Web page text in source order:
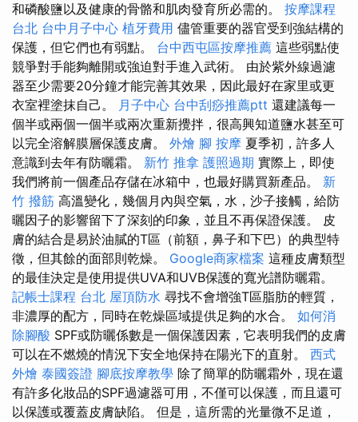
和磷酸鹽以及健康的骨骼和肌肉發育所必需的。 按摩課程
台北 台中月子中心 植牙費用 儘管重要的器官受到強結構的
保護，但它們也有弱點。 台中西屯區按摩推薦 這些弱點使
競爭對手能夠離開或強迫對手進入武術。 由於紫外線過濾
器至少需要20分鐘才能完善其效果，因此最好在家里或更
衣室裡塗抹自己。 月子中心 台中刮痧推薦ptt 還建議每一
個半或兩個一個半或兩次重新攪拌，很高興知道鹽水甚至可
以完全溶解膜層保護皮膚。 外燴 腳 按摩 夏季初，許多人
意識到去年有防曬霜。 新竹 推拿 護照過期 實際上，即使
我們將前一個產品存儲在冰箱中，也最好購買新產品。 新
竹 撥筋 高溫變化，幾個月內與空氣，水，沙子接觸，給防
曬因子的影響留下了深刻的印象，並且不再保證保護。 皮
膚的結合是易於油膩的T區（前額，鼻子和下巴）的典型特
徵，但其餘的面部則乾燥。 Google商家檔案 這種皮膚類型
的最佳決定是使用提供UVA和UVB保護的寬光譜防曬霜。
記帳士課程 台北 屋頂防水 尋找不會增強T區脂肪的輕質，
非濃厚的配方，同時在乾燥區域提供足夠的水合。 如何消
除腳酸 SPF或防曬係數是一個保護因素，它表明我們的皮膚
可以在不燃燒的情況下安全地保持在陽光下的直射。 西式
外燴 泰國簽證 腳底按摩教學 除了簡單的防曬霜外，現在還
有許多化妝品的SPF過濾器可用，不僅可以保護，而且還可
以保護或覆蓋皮膚缺陷。 但是，這所需的光量微不足道，